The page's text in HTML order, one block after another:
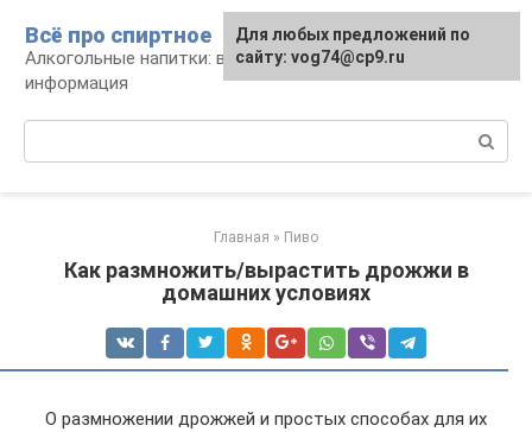
контенту
Всё про спиртное
Алкогольные напитки: виды, рецепты,
информация
Главная » Пиво
Как размножить/вырастить дрожжи в
домашних условиях
О размножении дрожжей и простых способах для их
Для любых предложений по
сайту: vog74@cp9.ru